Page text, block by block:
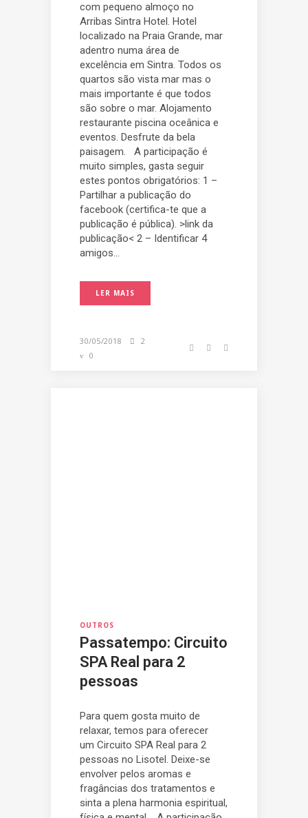
com pequeno almoço no
Arribas Sintra Hotel. Hotel
localizado na Praia Grande, mar
adentro numa área de
excelência em Sintra. Todos os
quartos são vista mar mas o
mais importante é que todos
são sobre o mar. Alojamento
restaurante piscina oceânica e
eventos. Desfrute da bela
paisagem. A participação é
muito simples, gasta seguir
estes pontos obrigatórios: 1 –
Partilhar a publicação do
facebook (certifica-te que a
publicação é pública). >link da
publicação< 2 – Identificar 4
amigos...
LER MAIS
30/05/2018
2
0
OUTROS
Passatempo: Circuito
SPA Real para 2
pessoas
Para quem gosta muito de
relaxar, temos para oferecer
um Circuito SPA Real para 2
pessoas no Lisotel. Deixe-se
envolver pelos aromas e
fragâncias dos tratamentos e
sinta a plena harmonia espiritual,